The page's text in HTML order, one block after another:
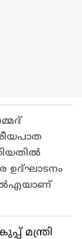
ഉദ്ഘാടനം
മന്ത്രി